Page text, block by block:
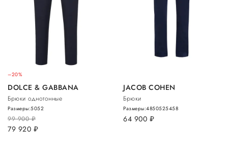
–20%
DOLCE & GABBANA
Брюки однотонные
99 900руб.
79 920 руб.
Размеры:5052
JACOB COHEN
Брюки
64 900 руб.
Размеры:4850525458